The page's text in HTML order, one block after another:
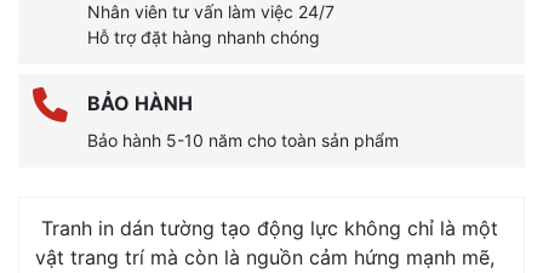
Nhân viên tư vấn làm việc 24/7
Hỗ trợ đặt hàng nhanh chóng
BẢO HÀNH
Bảo hành 5-10 năm cho toàn sản phẩm
Tranh in dán tường tạo động lực không chỉ là một
vật trang trí mà còn là nguồn cảm hứng mạnh mẽ,